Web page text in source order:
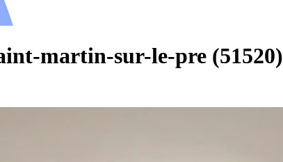
martin-sur-le-pre (51520)